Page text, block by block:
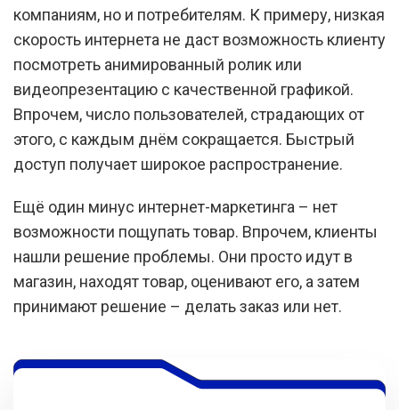
компаниям, но и потребителям. К примеру, низкая
скорость интернета не даст возможность клиенту
посмотреть анимированный ролик или
видеопрезентацию с качественной графикой.
Впрочем, число пользователей, страдающих от
этого, с каждым днём сокращается. Быстрый
доступ получает широкое распространение.
Ещё один минус интернет-маркетинга – нет
возможности пощупать товар. Впрочем, клиенты
нашли решение проблемы. Они просто идут в
магазин, находят товар, оценивают его, а затем
принимают решение – делать заказ или нет.